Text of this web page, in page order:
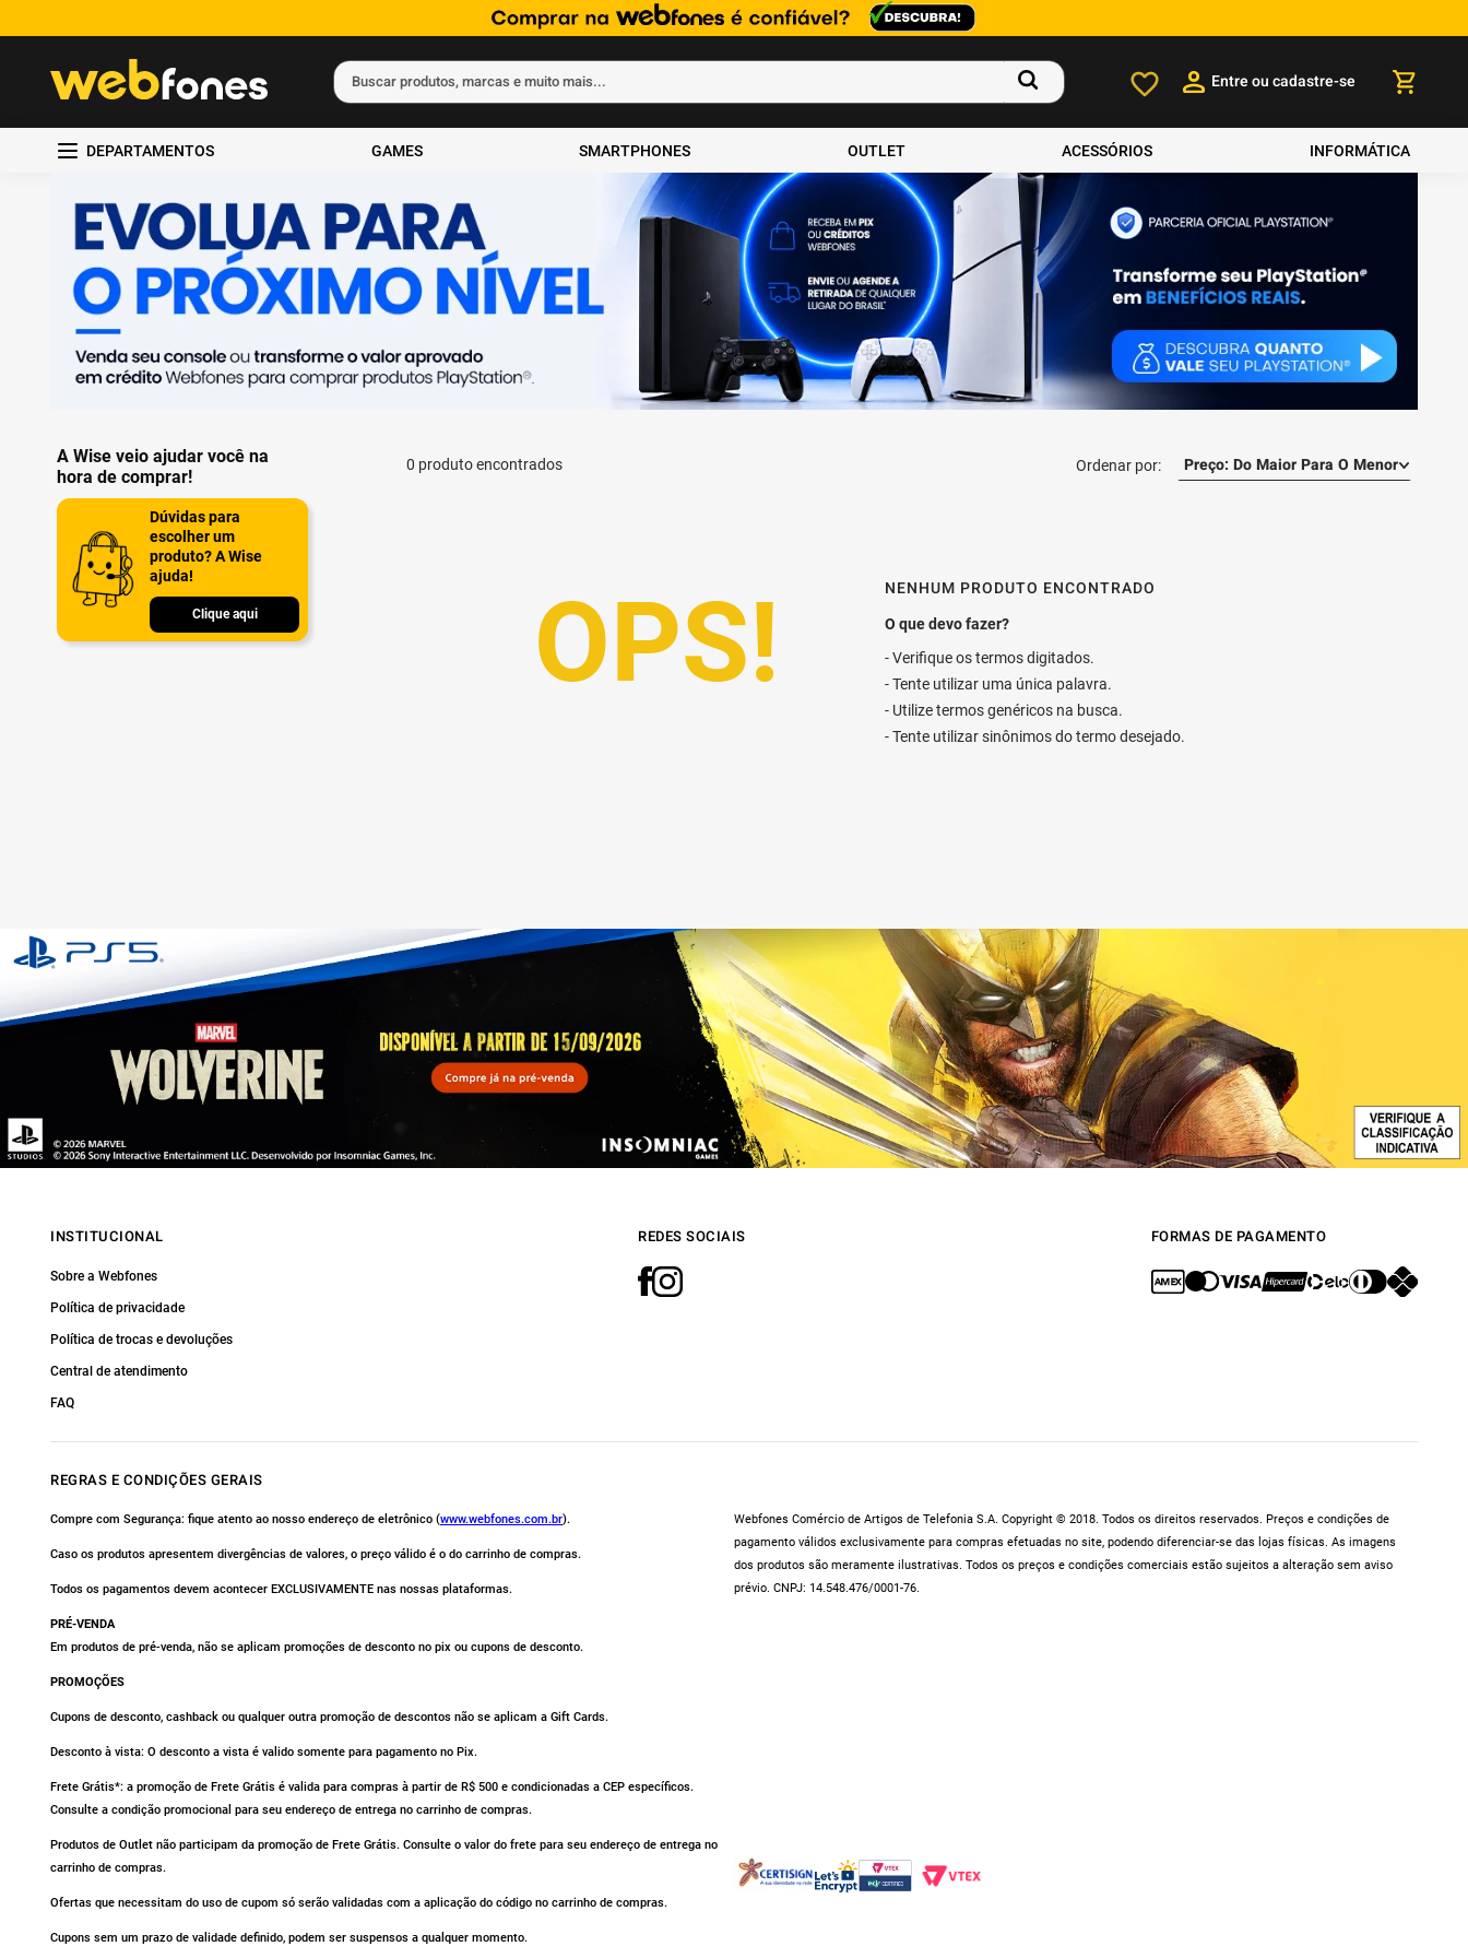
Buscar produtos, marcas e muito mais...
Entre ou cadastre-se
DEPARTAMENTOS GAMES SMARTPHONES OUTLET ACESSÓRIOS INFORMÁTICA
A Wise veio ajudar você na
hora de comprar!
Dúvidas para
escolher um
produto? A Wise
ajuda!
Clique aqui
0 produto Preço: Do Maior Para O Menor
NENHUM PRODUTO ENCONTRADO
Verifique os termos digitados.
Tente utilizar uma única palavra.
Utilize termos genéricos na busca.
Tente utilizar sinônimos do termo desejado.
INSTITUCIONAL
Sobre a Webfones
Política de privacidade
Política de trocas e devoluções
Central de atendimento
FAQ
REDES SOCIAIS FORMAS DE PAGAMENTO
REGRAS E CONDIÇÕES GERAIS
Compre com Segurança: fique atento ao nosso endereço de eletrônico (www.webfones.com.br).
Caso os produtos apresentem divergências de valores, o preço válido é o do carrinho de compras.
Todos os pagamentos devem acontecer EXCLUSIVAMENTE nas nossas plataformas.
PRÉ-VENDA
Em produtos de pré-venda, não se aplicam promoções de desconto no pix ou cupons de desconto.
PROMOÇÕES
Cupons de desconto, cashback ou qualquer outra promoção de descontos não se aplicam a Gift Cards.
Desconto à vista: O desconto a vista é valido somente para pagamento no Pix.
Frete Grátis*: a promoção de Frete Grátis é valida para compras à partir de R$ 500 e condicionadas a CEP específicos.
Consulte a condição promocional para seu endereço de entrega no carrinho de compras.
Produtos de Outlet não participam da promoção de Frete Grátis. Consulte o valor do frete para seu endereço de entrega no
carrinho de compras.
Ofertas que necessitam do uso de cupom só serão validadas com a aplicação do código no carrinho de compras.
Cupons sem um prazo de validade definido, podem ser suspensos a qualquer momento.
Webfones Comércio de Artigos de Telefonia S.A. Copyright © 2018. Todos os direitos reservados. Preços e condições de
pagamento válidos exclusivamente para compras efetuadas no site, podendo diferenciar-se das lojas físicas. As imagens
dos produtos são meramente ilustrativas. Todos os preços e condições comerciais estão sujeitos a alteração sem aviso
prévio. CNPJ: 14.548.476/0001-76.
Termos mais buscados
2 º
gift card
3º
ps4
4
smartphone
5º notebook